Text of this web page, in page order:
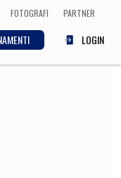
FOTOGRAFI PARTNER
LOGIN